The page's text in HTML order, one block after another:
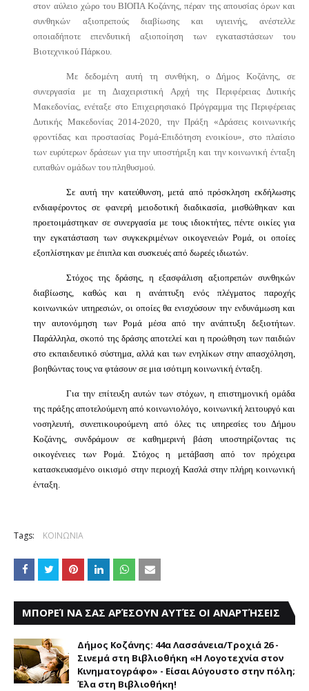
στον αύλειο χώρο του ΒΙΟΠΑ Κοζάνης, πέραν της απουσίας όρων και
συνθηκών αξιοπρεπούς διαβίωσης και υγιεινής, ανέστελλε
οποιαδήποτε επενδυτική αξιοποίηση των εγκαταστάσεων του
Βιοτεχνικού Πάρκου.
Με δεδομένη αυτή τη συνθήκη, ο Δήμος Κοζάνης, σε
συνεργασία με τη Διαχειριστική Αρχή της Περιφέρειας Δυτικής
Μακεδονίας, ενέταξε στο Επιχειρησιακό Πρόγραμμα της Περιφέρειας
Δυτικής Μακεδονίας 2014-2020, την Πράξη «Δράσεις κοινωνικής
φροντίδας και προστασίας Ρομά-Επιδότηση ενοικίου», στο πλαίσιο
των ευρύτερων δράσεων για την υποστήριξη και την κοινωνική ένταξη
ευπαθών ομάδων του πληθυσμού.
Σε αυτή την κατεύθυνση, μετά από πρόσκληση εκδήλωσης
ενδιαφέροντος σε φανερή μειοδοτική διαδικασία, μισθώθηκαν και
προετοιμάστηκαν σε συνεργασία με τους ιδιοκτήτες, πέντε οικίες για
την εγκατάσταση των συγκεκριμένων οικογενειών Ρομά, οι οποίες
εξοπλίστηκαν με έπιπλα και συσκευές από δωρεές ιδιωτών.
Στόχος της δράσης, η εξασφάλιση αξιοπρεπών συνθηκών
διαβίωσης, καθώς και η ανάπτυξη ενός πλέγματος παροχής
κοινωνικών υπηρεσιών, οι οποίες θα ενισχύσουν την ενδυνάμωση και
την αυτονόμηση των Ρομά μέσα από την ανάπτυξη δεξιοτήτων.
Παράλληλα, σκοπό της δράσης αποτελεί και η προώθηση των παιδιών
στο εκπαιδευτικό σύστημα, αλλά και των ενηλίκων στην απασχόληση,
βοηθώντας τους να φτάσουν σε μια ισότιμη κοινωνική ένταξη.
Για την επίτευξη αυτών των στόχων, η επιστημονική ομάδα
της πράξης αποτελούμενη από κοινωνιολόγο, κοινωνική λειτουργό και
νοσηλευτή, συνεπικουρούμενη από όλες τις υπηρεσίες του Δήμου
Κοζάνης, συνδράμουν σε καθημερινή βάση υποστηρίζοντας τις
οικογένειες των Ρομά. Στόχος η μετάβαση από τον πρόχειρα
κατασκευασμένο οικισμό στην περιοχή Κασλά στην πλήρη κοινωνική
ένταξη.
Tags: ΚΟΙΝΩΝΙΑ
ΜΠΟΡΕΊ ΝΑ ΣΑΣ ΑΡΈΣΟΥΝ ΑΥΤΈΣ ΟΙ ΑΝΑΡΤΉΣΕΙΣ
Δήμος Κοζάνης: 44α Λασσάνεια/Τροχιά 26 -
Σινεμά στη Βιβλιοθήκη «Η Λογοτεχνία στον
Κινηματογράφο» - Είσαι Αύγουστο στην πόλη;
Έλα στη Βιβλιοθήκη!